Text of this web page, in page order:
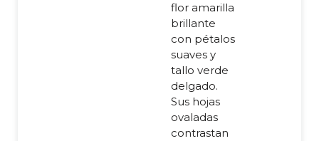
flor amarilla
brillante
con pétalos
suaves y
tallo verde
delgado.
Sus hojas
ovaladas
contrastan